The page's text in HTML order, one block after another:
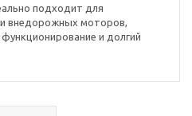
подходит для
внедорожных моторов,
и долгий